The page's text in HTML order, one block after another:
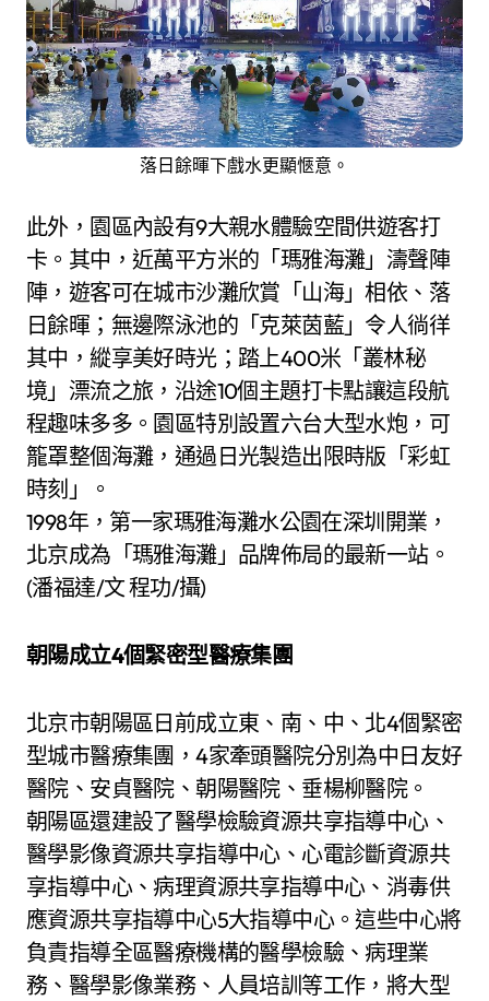
落日餘暉下戲水更顯愜意。
此外，園區內設有9大親水體驗空間供遊客打
卡。其中，近萬平方米的「瑪雅海灘」濤聲陣
陣，遊客可在城市沙灘欣賞「山海」相依、落
日餘暉；無邊際泳池的「克萊茵藍」令人徜徉
其中，縱享美好時光；踏上400米「叢林秘
境」漂流之旅，沿途10個主題打卡點讓這段航
程趣味多多。園區特別設置六台大型水炮，可
籠罩整個海灘，通過日光製造出限時版「彩虹
時刻」。
1998年，第一家瑪雅海灘水公園在深圳開業，
北京成為「瑪雅海灘」品牌佈局的最新一站。
(潘福達/文 程功/攝)
朝陽成立4個緊密型醫療集團
北京市朝陽區日前成立東、南、中、北4個緊密
型城市醫療集團，4家牽頭醫院分別為中日友好
醫院、安貞醫院、朝陽醫院、垂楊柳醫院。
朝陽區還建設了醫學檢驗資源共享指導中心、
醫學影像資源共享指導中心、心電診斷資源共
享指導中心、病理資源共享指導中心、消毒供
應資源共享指導中心5大指導中心。這些中心將
負責指導全區醫療機構的醫學檢驗、病理業
務、醫學影像業務、人員培訓等工作，將大型